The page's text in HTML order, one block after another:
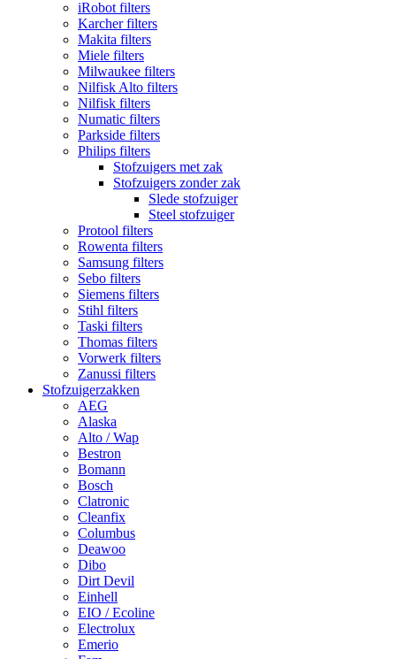
iRobot filters
Karcher filters
Makita filters
Miele filters
Milwaukee filters
Nilfisk Alto filters
Nilfisk filters
Numatic filters
Parkside filters
Philips filters
Stofzuigers met zak
Stofzuigers zonder zak
Slede stofzuiger
Steel stofzuiger
Protool filters
Rowenta filters
Samsung filters
Sebo filters
Siemens filters
Stihl filters
Taski filters
Thomas filters
Vorwerk filters
Zanussi filters
Stofzuigerzakken
AEG
Alaska
Alto / Wap
Bestron
Bomann
Bosch
Clatronic
Cleanfix
Columbus
Deawoo
Dibo
Dirt Devil
Einhell
EIO / Ecoline
Electrolux
Emerio